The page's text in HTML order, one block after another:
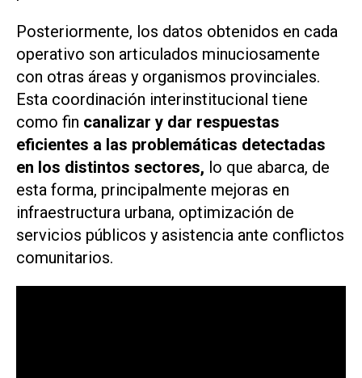
Posteriormente, los datos obtenidos en cada
operativo son articulados minuciosamente
con otras áreas y organismos provinciales.
Esta coordinación interinstitucional tiene
como fin canalizar y dar respuestas
eficientes a las problemáticas detectadas
en los distintos sectores, lo que abarca, de
esta forma, principalmente mejoras en
infraestructura urbana, optimización de
servicios públicos y asistencia ante conflictos
comunitarios.